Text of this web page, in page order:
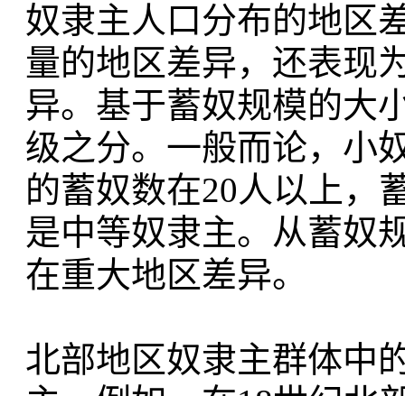
奴隶主人口分布的地区
量的地区差异，还表现
异。基于蓄奴规模的大
级之分。一般而论，小
的蓄奴数在20人以上，
是中等奴隶主。从蓄奴
在重大地区差异。
北部地区奴隶主群体中